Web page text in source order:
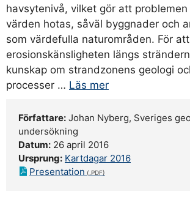
havsytenivå, vilket gör att
värden hotas, såväl byggnader och
som värdefulla naturområden. För
erosionskänsligheten längs
kunskap om strandzonens geologi
processer … Läs mer
Författare: Johan Nyberg, Sveriges
undersökning
Datum: 26 april 2016
Ursprung: Kartdagar 2016
Presentation